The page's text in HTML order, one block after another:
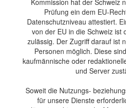
Prüfung ein dem EU-
Datenschutzniveau attestiert.
von der EU in die Schweiz ist
zulässig. Der Zugriff darauf ist
Personen möglich. Diese
kaufmännische oder
und Server
Soweit die Nutzungs-
für unsere Dienste